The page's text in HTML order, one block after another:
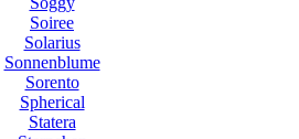
Soiree
Solarius
Sonnenblume
Sorento
Spherical
Statera